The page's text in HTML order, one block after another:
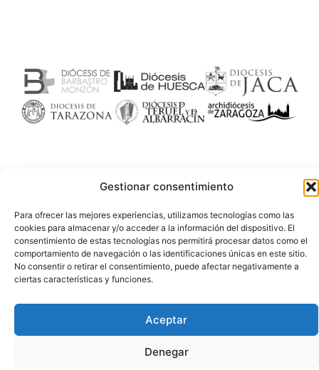
Gestionar consentimiento
Para ofrecer las mejores experiencias, utilizamos tecnologías como las
cookies para almacenar y/o acceder a la información del dispositivo. El
consentimiento de estas tecnologías nos permitirá procesar datos como el
comportamiento de navegación o las identificaciones únicas en este sitio.
No consentir o retirar el consentimiento, puede afectar negativamente a
ciertas características y funciones.
Aceptar
Denegar